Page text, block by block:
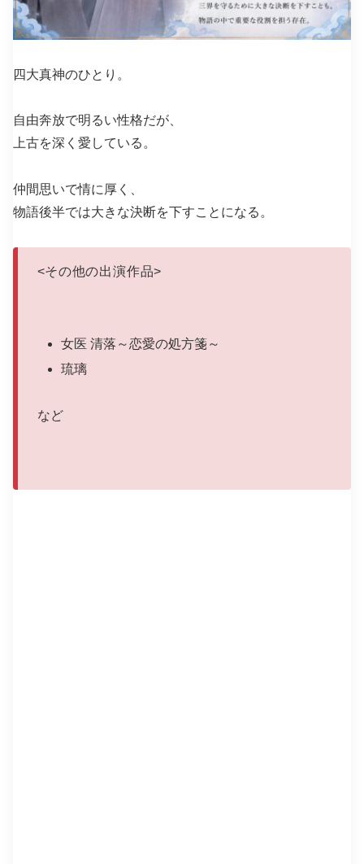
四大真神のひとり。
自由奔放で明るい性格だが、
上古を深く愛している。
仲間思いで情に厚く、
物語後半では大きな決断を下すことになる。
<その他の出演作品>
女医 清落～恋愛の処方箋～
琉璃
など